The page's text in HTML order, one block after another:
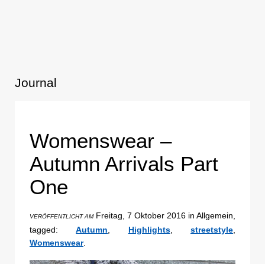
Journal
Womenswear –
Autumn Arrivals Part
One
VERÖFFENTLICHT AMFreitag, 7 Oktober 2016 in Allgemein,
tagged:Autumn, Highlights,streetstyle,
Womenswear.